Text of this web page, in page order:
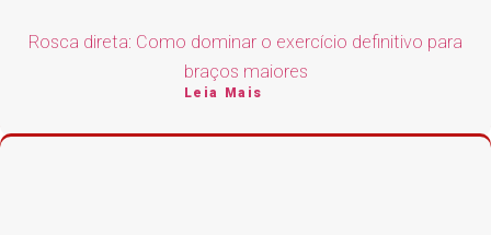
Rosca direta: Como dominar o exercício definitivo para
braços maiores
Leia Mais